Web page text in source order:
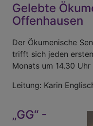
Gelebte
Offenhausen
Der Ökumenische
trifft sich jeden
Monats um 14.30
Leitung: Karin
„GG“ -